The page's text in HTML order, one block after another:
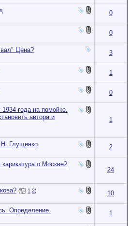
0
0
Цена? 3
1
0
года на помойке.
автора и
1
Н. Глущенко 2
карикатура о Москве?
24
( 1 2)
10
Определение. 1